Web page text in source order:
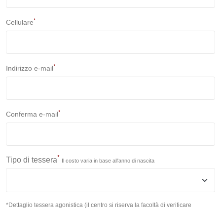
Cellulare*
Indirizzo e-mail*
Conferma e-mail*
Tipo di tessera* Il costo varia in base all'anno di nascita
*Dettaglio tessera agonistica (il centro si riserva la facoltà di verificare